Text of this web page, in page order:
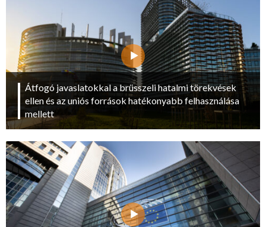
Átfogó javaslatokkal a brüsszeli hatalmi törekvések
ellen és az uniós források hatékonyabb felhasználása
mellett